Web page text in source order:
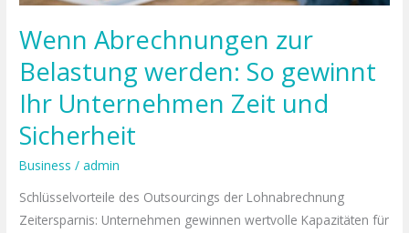
Wenn Abrechnungen zur
Belastung werden: So gewinnt
Ihr Unternehmen Zeit und
Sicherheit
Business /admin
Schlüsselvorteile des Outsourcings der Lohnabrechnung
Zeitersparnis: Unternehmen gewinnen wertvolle Kapazitäten für